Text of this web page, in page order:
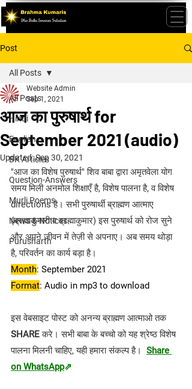
Post
All Posts
Hindi
English
BK Articles
Question-Answers
Murli Poems
News & Notices
Purusharth
All Posts
आज का पुरुषार्थ for
September 2021 (audio)
Website Admin
Sep 1, 2021
Updated:Sep 30, 2021
"आज का विशेष पुरुषार्थ" शिव बाबा द्वारा अमृतवेला योग
समय मिली अनमोल शिक्षाएँ है, विशेष पालना है, व विशेष
directions है। सभी पुरुषार्थी ब्राह्मण आत्माए
(ब्रह्माकुमारी व ब्रह्माकुमार) इस पुरुषार्थ को रोज सुने
और अपने जीवन में तेज़ी से अपनाए। अब समय थोड़ा
है, परिवर्तन का कार्य बड़ा है।
Month: September 2021
Format: Audio in mp3 to download
इस वेबसाइट पोस्ट को अनन्य ब्राह्मण आत्माओ तक
SHARE करे। सभी बाबा के बच्चो को यह श्रेष्ठ विशेष
पालना मिलनी चाहिए, यही हमारा संकल्प है। Share
on WhatsApp⇗